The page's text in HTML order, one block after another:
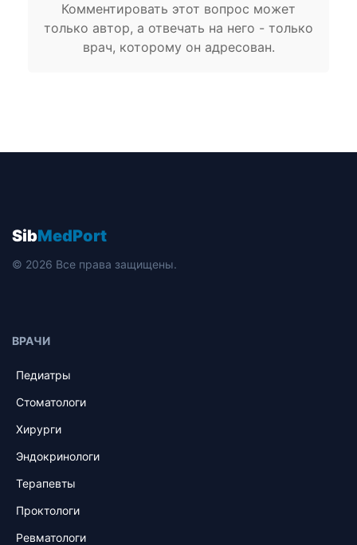
Комментировать этот вопрос может
только автор, а отвечать на него - только
врач, которому он адресован.
SibMedPort
© 2026 Все права защищены.
ВРАЧИ
Педиатры
Стоматологи
Хирурги
Эндокринологи
Терапевты
Проктологи
Ревматологи